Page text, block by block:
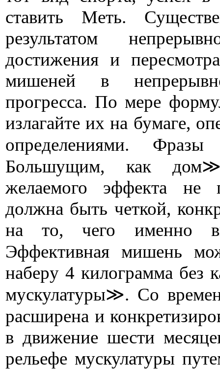
ставить Меть.
результатом
достижения и
мишеней в
прогресса. По мере
излагайте их на бумаге,
определениями.
Большущим, как
желаемого эффекта не
должна быть четкой,
на то, чего именно вы
Эффективная мишень
наберу 4 килограмма без
мускулатуры≫. Со
расширена и
в движение шести
рельефе мускулатуры